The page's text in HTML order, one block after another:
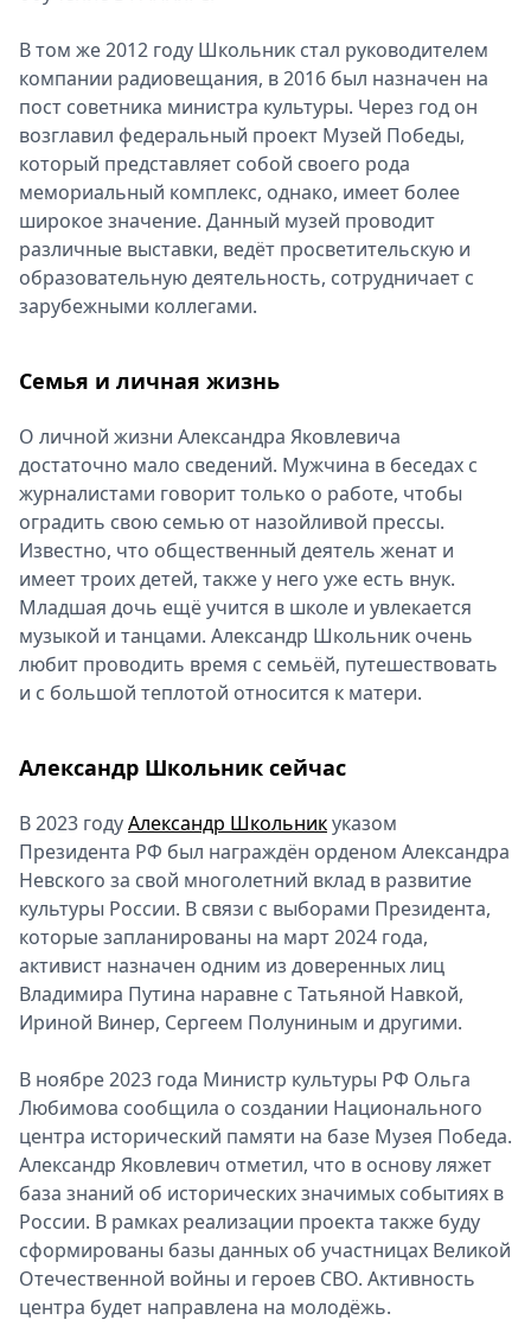
В том же 2012 году Школьник стал руководителем
компании радиовещания, в 2016 был назначен на
пост советника министра культуры. Через год он
возглавил федеральный проект Музей Победы,
который представляет собой своего рода
мемориальный комплекс, однако, имеет более
широкое значение. Данный музей проводит
различные выставки, ведёт просветительскую и
образовательную деятельность, сотрудничает с
зарубежными коллегами.
Семья и личная жизнь
О личной жизни Александра Яковлевича
достаточно мало сведений. Мужчина в беседах с
журналистами говорит только о работе, чтобы
оградить свою семью от назойливой прессы.
Известно, что общественный деятель женат и
имеет троих детей, также у него уже есть внук.
Младшая дочь ещё учится в школе и увлекается
музыкой и танцами. Александр Школьник очень
любит проводить время с семьёй, путешествовать
и с большой теплотой относится к матери.
Александр Школьник сейчас
В 2023 годуАлександр Школьникуказом
Президента РФ был награждён орденом Александра
Невского за свой многолетний вклад в развитие
культуры России. В связи с выборами Президента,
которые запланированы на март 2024 года,
активист назначен одним из доверенных лиц
Владимира Путина наравне с Татьяной Навкой,
Ириной Винер, Сергеем Полуниным и другими.
В ноябре 2023 года Министр культуры РФ Ольга
Любимова сообщила о создании Национального
центра исторический памяти на базе Музея Победа.
Александр Яковлевич отметил, что в основу ляжет
база знаний об исторических значимых событиях в
России. В рамках реализации проекта также буду
сформированы базы данных об участницах Великой
Отечественной войны и героев СВО. Активность
центра будет направлена на молодёжь.